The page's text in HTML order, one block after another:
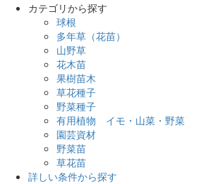
カテゴリから探す
球根
多年草（花苗）
山野草
花木苗
果樹苗木
草花種子
野菜種子
有用植物 イモ・山菜・野菜
園芸資材
野菜苗
草花苗
詳しい条件から探す